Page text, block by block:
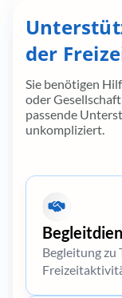
der
Sie benötigen
oder
passende
unkompliziert.
Begleitung zu